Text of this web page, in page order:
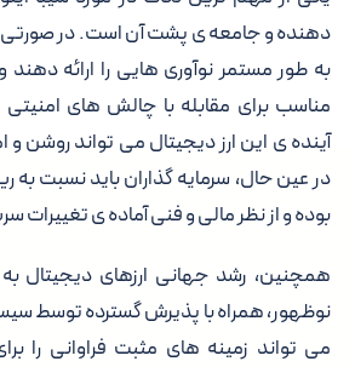
دهنده و جامعه ی پشت آن است. در صورتی
به طور مستمر نوآوری هایی را ارائه
مناسب برای مقابله با چالش های امنیتی
آینده ی این ارز دیجیتال می تواند روشن و
در عین حال، سرمایه گذاران باید نسبت
بوده و از نظر مالی و فنی آماده ی تغییرات
همچنین، رشد جهانی ارزهای دیجیتال
نوظهور، همراه با پذیرش گسترده توسط
می تواند زمینه های مثبت فراوانی را